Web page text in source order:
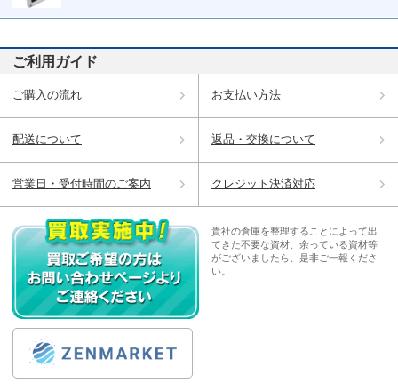
ご利用ガイド
ご購入の流れ お支払い方法
配送について 返品・交換について
営業日・受付時間のご案内 クレジット決済対応
貴社の倉庫を整理することによって出
てきた不要な資材、余っている資材等
がございましたら、是非ご一報くださ
い。